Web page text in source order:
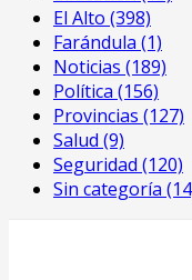
El Alto (398)
Farándula (1)
Noticias (189)
Política (156)
Provincias (127)
Salud (9)
Seguridad (120)
Sin categoría